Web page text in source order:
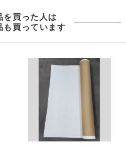
を買った人は
も買っています